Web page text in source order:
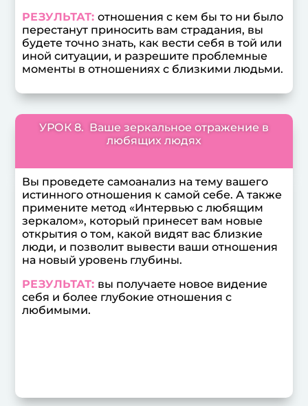
РЕЗУЛЬТАТ:отношения с кем бы то ни было
перестанут приносить вам страдания, вы
будете точно знать, как вести себя в той или
иной ситуации, и разрешите проблемные
моменты в отношениях с близкими людьми.
УРОК 8. Ваше зеркальное отражение в
любящих людях
Вы проведете самоанализ на тему вашего
истинного отношения к самой себе. А также
примените метод «Интервью с любящим
зеркалом», который принесет вам новые
открытия о том, какой видят вас близкие
люди, и позволит вывести ваши отношения
на новый уровень глубины.
РЕЗУЛЬТАТ: вы получаете новое видение
себя и более глубокие отношения с
любимыми.